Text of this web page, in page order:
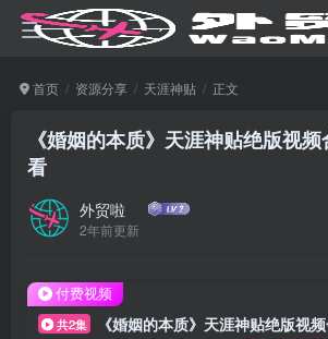
首页 资源分享 天涯神贴 正文
《婚姻的本质》天涯神贴绝版视
看
外贸啦
2年前更新
共2集 《婚姻的本质》天涯神贴绝版视频合集
付费视频